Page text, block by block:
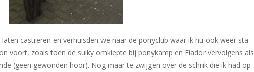
castreren en verhuisden we naar de ponyclub waar ik nu ook weer sta.
voort, zoals toen de sulky omkiepte bij ponykamp en Fiador vervolgens als
(geen gewonden hoor). Nog maar te zwijgen over de schrik die ik had op